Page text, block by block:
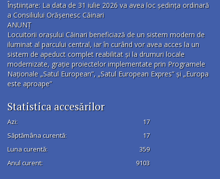
Înștiințare: La data de 31 iulie 2026 va avea loc ședința ordinară
a Consiliului Orășenesc Căinari
ANUNȚ
Locuitorii orașului Căinari beneficiază de un sistem modern de
iluminat al parcului central, iar în curând vor avea acces la un
sistem de apeduct complet reabilitat și la drumuri locale
modernizate, grație proiectelor implementate prin Programele
Naționale „Satul European”, „Satul European Expres” și „Europa
este aproape”
Statistica accesărilor
Azi:
17
Săptămâna curentă:
17
Luna curentă:
359
Anul curent:
9103